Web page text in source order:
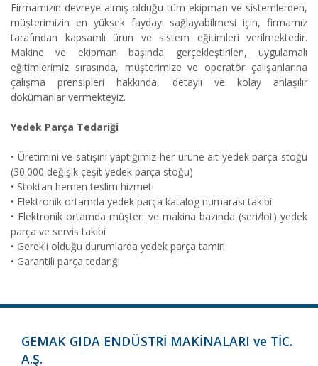
Firmamızın devreye almış olduğu tüm ekipman ve sistemlerden,
müşterimizin en yüksek faydayı sağlayabilmesi için, firmamız
tarafından kapsamlı ürün ve sistem eğitimleri verilmektedir.
Makine ve ekipman başında gerçekleştirilen, uygulamalı
eğitimlerimiz sırasında, müşterimize ve operatör çalışanlarına
çalışma prensipleri hakkında, detaylı ve kolay anlaşılır
dokümanlar vermekteyiz.
Yedek Parça Tedariği
• Üretimini ve satışını yaptığımız her ürüne ait yedek parça stoğu
(30.000 değişik çeşit yedek parça stoğu)
• Stoktan hemen teslim hizmeti
• Elektronik ortamda yedek parça katalog numarası takibi
• Elektronik ortamda müşteri ve makina bazında (seri/lot) yedek
parça ve servis takibi
• Gerekli olduğu durumlarda yedek parça tamiri
• Garantili parça tedariği
GEMAK GIDA ENDÜSTRİ MAKİNALARI ve TİC.
A.Ş.